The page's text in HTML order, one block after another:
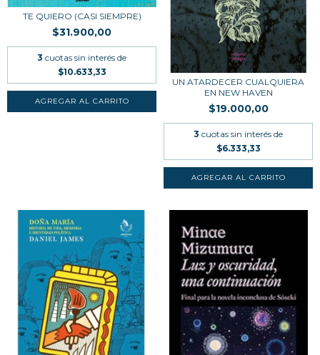
TE QUIERO (CASI SIEMPRE)
$31.900,00
3 cuotas sin interés de
$10.633,33
UN ATARDECER CUALQUIERA
EN NEW HAVEN
$19.000,00
3 cuotas sin interés de
$6.333,33